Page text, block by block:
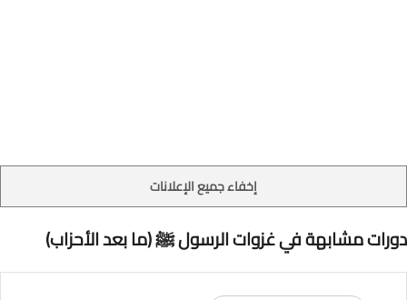
إخفاء جميع الإعلانات
دورات مشابهة في غزوات الرسول ﷺ (ما بعد الأحزاب)